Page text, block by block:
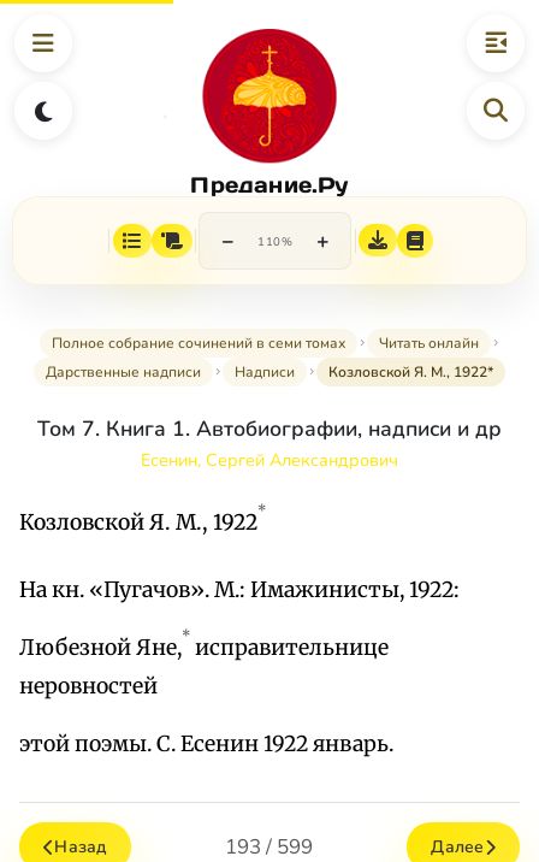
Предание.Ру
− 110% +
Полное собрание сочинений в семи томах
Читать онлайн
Дарственные надписи
Надписи Козловской Я. М., 1922*
Том 7. Книга 1. Автобиографии, надписи и др
Есенин, Сергей Александрович
Козловской Я. М., 1922*
На кн. «Пугачов». М.: Имажинисты, 1922:
Любезной Яне,* исправительнице
неровностей
этой поэмы. С. Есенин 1922 январь.
Назад 193 / 599 Далее